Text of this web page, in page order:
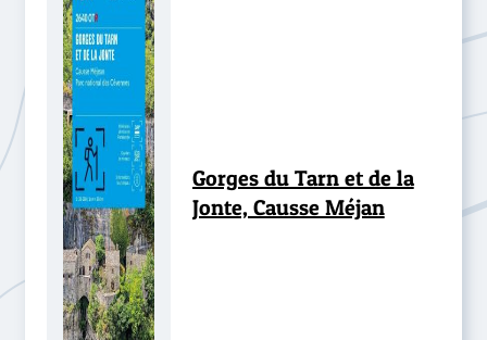
Gorges du Tarn et de la
Jonte, Causse Méjan